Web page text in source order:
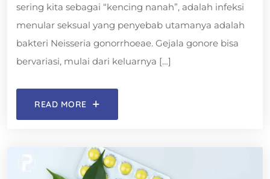
sering kita sebagai “kencing nanah”, adalah infeksi
menular seksual yang penyebab utamanya adalah
bakteri Neisseria gonorrhoeae. Gejala gonore bisa
bervariasi, mulai dari keluarnya […]
READ MORE